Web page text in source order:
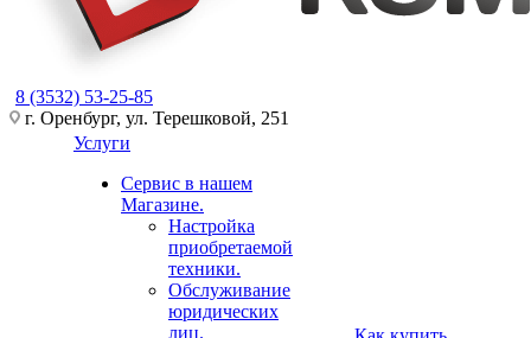
8 (3532) 53-25-85
г. Оренбург, ул. Терешковой, 251
Услуги
Сервис в нашем
Магазине.
Настройка
приобретаемой
техники.
Обслуживание
юридических
лиц.